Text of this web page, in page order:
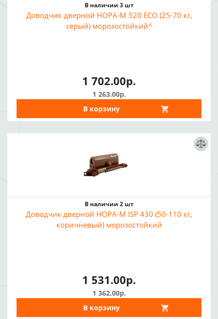
В наличии 3 шт
Доводчик дверной НОРА-М 520 ЕСО (25-70 кг,
серый) морозостойкий^
1 702.00р.
1 263.00р.
В корзину
В наличии 2 шт
Доводчик дверной НОРА-М ISP 430 (50-110 кг,
коричневый) морозостойкий
1 531.00р.
1 362.00р.
В корзину